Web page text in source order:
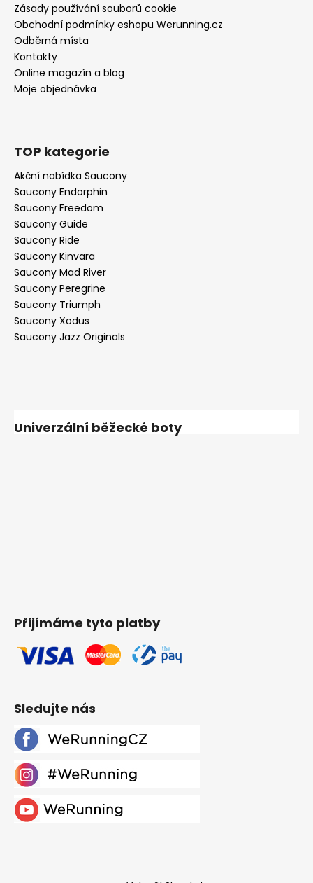
Zásady používání souborů cookie
Obchodní podmínky eshopu Werunning.cz
Odběrná místa
Kontakty
Online magazín a blog
Moje objednávka
TOP kategorie
Akční nabídka Saucony
Saucony Endorphin
Saucony Freedom
Saucony Guide
Saucony Ride
Saucony Kinvara
Saucony Mad River
Saucony Peregrine
Saucony Triumph
Saucony Xodus
Saucony Jazz Originals
Univerzální běžecké boty
Přijímáme tyto platby
Sledujte nás